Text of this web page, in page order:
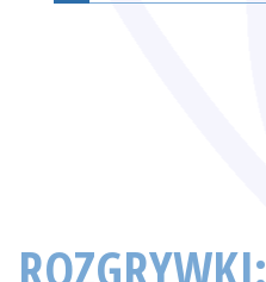
ROZGRYWKI: